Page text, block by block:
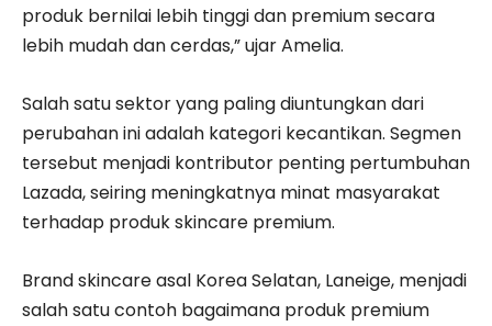
produk bernilai lebih tinggi dan premium secara
lebih mudah dan cerdas,” ujar Amelia.
Salah satu sektor yang paling diuntungkan dari
perubahan ini adalah kategori kecantikan. Segmen
tersebut menjadi kontributor penting pertumbuhan
Lazada, seiring meningkatnya minat masyarakat
terhadap produk skincare premium.
Brand skincare asal Korea Selatan, Laneige, menjadi
salah satu contoh bagaimana produk premium